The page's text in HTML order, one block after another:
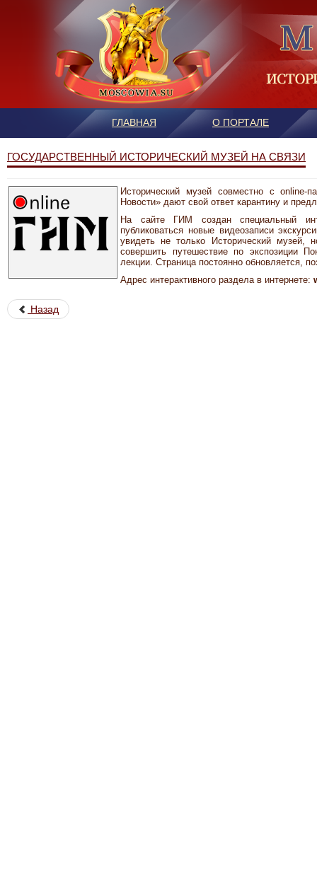
ГЛАВНАЯ О ПОРТАЛЕ
ГОСУДАРСТВЕННЫЙ ИСТОРИЧЕСКИЙ МУЗЕЙ НА СВЯЗИ
Исторический музей совместно с online-
Новости» дают свой ответ карантину и
На сайте ГИМ создан специальный
публиковаться новые видеозаписи
увидеть не только Исторический музей,
совершить путешествие по экспозиции
лекции. Страница постоянно обновляется,
Адрес интерактивного раздела в интернете:
Назад